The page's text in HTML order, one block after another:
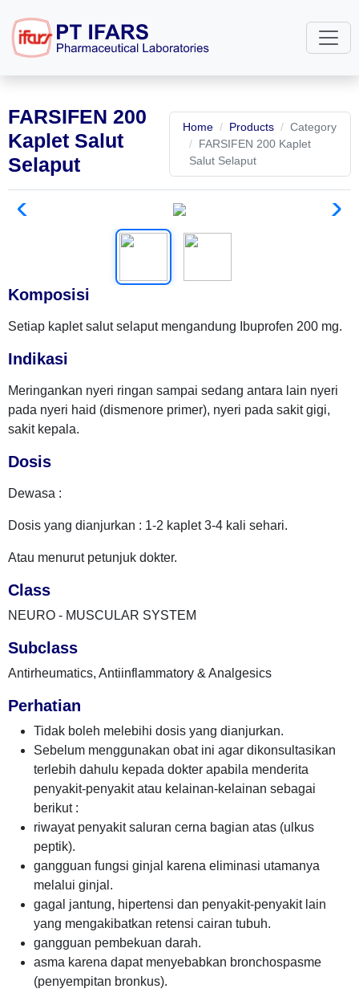
FARSIFEN 200
Kaplet Salut
Selaput
Home Products
Category
FARSIFEN 200 Kaplet
Salut Selaput
Komposisi
Setiap kaplet salut selaput mengandung Ibuprofen 200 mg.
Indikasi
Meringankan nyeri ringan sampai sedang antara lain nyeri
pada nyeri haid (dismenore primer), nyeri pada sakit gigi,
sakit kepala.
Dosis
Dewasa :
Dosis yang dianjurkan : 1-2 kaplet 3-4 kali sehari.
Atau menurut petunjuk dokter.
Class
NEURO - MUSCULAR SYSTEM
Subclass
Antirheumatics, Antiinflammatory & Analgesics
Perhatian
Tidak boleh melebihi dosis yang dianjurkan.
Sebelum menggunakan obat ini agar dikonsultasikan
terlebih dahulu kepada dokter apabila menderita
penyakit-penyakit atau kelainan-kelainan sebagai
berikut :
riwayat penyakit saluran cerna bagian atas (ulkus
peptik).
gangguan fungsi ginjal karena eliminasi utamanya
melalui ginjal.
gagal jantung, hipertensi dan penyakit-penyakit lain
yang mengakibatkan retensi cairan tubuh.
gangguan pembekuan darah.
asma karena dapat menyebabkan bronchospasme
(penyempitan bronkus).